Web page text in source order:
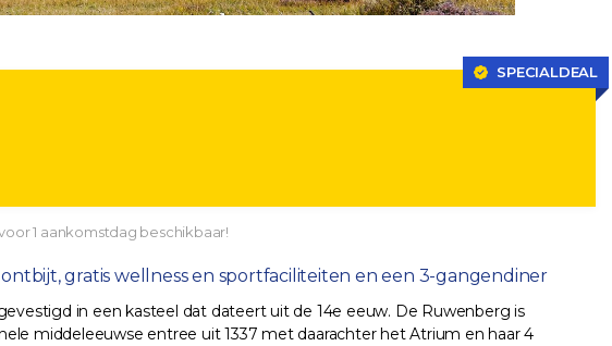
SPECIALDEAL
1 aankomstdag beschikbaar!
gratis wellness en sportfaciliteiten en een 3-gangendiner
in een kasteel dat dateert uit de 14e eeuw. De Ruwenberg is
middeleeuwse entree uit 1337 met daarachter het Atrium en haar 4